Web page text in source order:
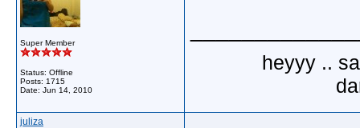
Super Member
Status: Offline
Posts: 1715
Date: Jun 14, 2010
heyyy ..
juliza